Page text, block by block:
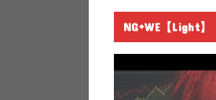
NG+WE【Light】